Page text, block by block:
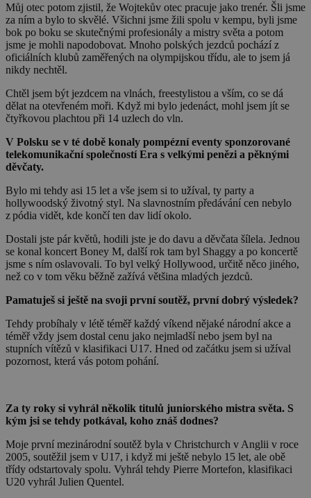
Můj otec potom zjistil, že Wojtekův otec pracuje jako trenér. Šli jsme
za ním a bylo to skvělé. Všichni jsme žili spolu v kempu, byli jsme
bok po boku se skutečnými profesionály a mistry světa a potom
jsme je mohli napodobovat. Mnoho polských jezdců pochází z
oficiálních klubů zaměřených na olympijskou třídu, ale to jsem já
nikdy nechtěl.
Chtěl jsem být jezdcem na vlnách, freestylistou a vším, co se dá
dělat na otevřeném moři. Když mi bylo jedenáct, mohl jsem jít se
čtyřkovou plachtou při 14 uzlech do vln.
V Polsku se v té době konaly pompézní eventy sponzorované
telekomunikační společností Era s velkými penězi a pěknými
děvčaty.
Bylo mi tehdy asi 15 let a vše jsem si to užíval, ty party a
hollywoodský životný styl. Na slavnostním předávání cen nebylo
z pódia vidět, kde končí ten dav lidí okolo.
Dostali jste pár květů, hodili jste je do davu a děvčata šílela. Jednou
se konal koncert Boney M, další rok tam byl Shaggy a po koncertě
jsme s ním oslavovali. To byl velký Hollywood, určitě něco jiného,
než co v tom věku běžně zažívá většina mladých jezdců.
Pamatuješ si ještě na svoji první soutěž, první dobrý výsledek?
Tehdy probíhaly v létě téměř každý víkend nějaké národní akce a
téměř vždy jsem dostal cenu jako nejmladší nebo jsem byl na
stupních vítězů v klasifikaci U17. Hned od začátku jsem si užíval
pozornost, která vás potom pohání.
Za ty roky si vyhrál několik titulů juniorského mistra světa. S
kým jsi se tehdy potkával, koho znáš dodnes?
Moje první mezinárodní soutěž byla v Christchurch v Anglii v roce
2005, soutěžil jsem v U17, i když mi ještě nebylo 15 let, ale obě
třídy odstartovaly spolu. Vyhrál tehdy Pierre Mortefon, klasifikaci
U20 vyhrál Julien Quentel.